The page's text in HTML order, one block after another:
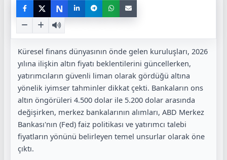
N
Küresel finans dünyasının önde gelen kuruluşları, 2026
yılına ilişkin altın fiyatı beklentilerini güncellerken,
yatırımcıların güvenli liman olarak gördüğü altına
yönelik iyimser tahminler dikkat çekti. Bankaların ons
altın öngörüleri 4.500 dolar ile 5.200 dolar arasında
değişirken, merkez bankalarının alımları, ABD Merkez
Bankası'nın (Fed) faiz politikası ve yatırımcı talebi
fiyatların yönünü belirleyen temel unsurlar olarak öne
çıktı.